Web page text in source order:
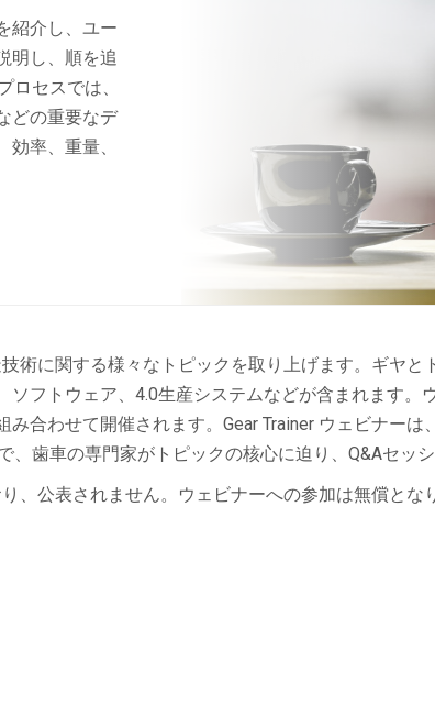
紹介し、ユー
明し、順を追
ロセスでは、
どの重要なデ
率、重量、
術に関する様々なトピックを取り上げます。ギヤ
フトウェア、4.0生産システムなどが含まれます
合わせて開催されます。Gear Trainer ウェビナー
歯車の専門家がトピックの核心に迫り、Q&Aセッ
、公表されません。ウェビナーへの参加は無償とな